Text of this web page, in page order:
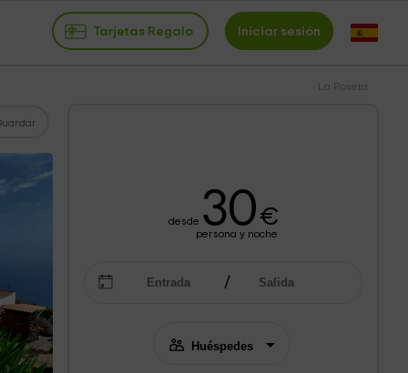
Tarjetas Regalo Iniciar sesión
La Roseta
desde 30€
persona y noche